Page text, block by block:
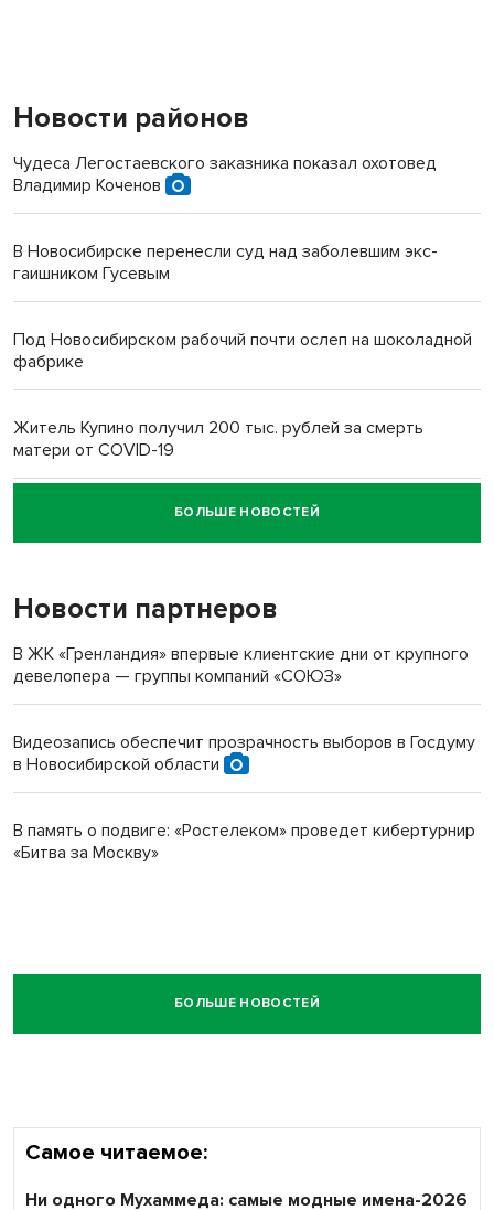
Новости районов
Чудеса Легостаевского заказника показал охотовед
Владимир Коченов
В Новосибирске перенесли суд над заболевшим экс-
гаишником Гусевым
Под Новосибирском рабочий почти ослеп на шоколадной
фабрике
Житель Купино получил 200 тыс. рублей за смерть
матери от COVID-19
Новосибирский суд наказал водителя за смерть
пенсионерки на вокзале
БОЛЬШЕ НОВОСТЕЙ
Новости партнеров
В ЖК «Гренландия» впервые клиентские дни от крупного
девелопера — группы компаний «СОЮЗ»
Видеозапись обеспечит прозрачность выборов в Госдуму
в Новосибирской области
В память о подвиге: «Ростелеком» проведет кибертурнир
«Битва за Москву»
БОЛЬШЕ НОВОСТЕЙ
Самое читаемое:
Ни одного Мухаммеда: самые модные имена-2026